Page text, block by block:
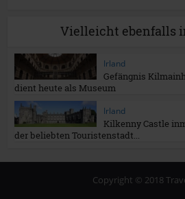
Vielleicht ebenfalls
Irland
Gefängnis
dient heute als Museum
Irland
Kilkenny Castle
der beliebten Touristenstadt...
Copyright © 2018